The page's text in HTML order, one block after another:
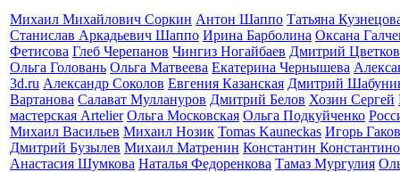
Михаил Михайлович Соркин Антон Шаппо Татьяна
Станислав Аркадьевич Шаппо Ирина Барболина Оксана
Фетисова Глеб Черепанов Чингиз Ногайбаев Дмитрий Цветков
Ольга Головань Ольга Матвеева Екатерина Чернышева
3d.ru Александр Соколов Евгения Казанская Дмитрий
Вартанова Салават Муллануров Дмитрий Белов Хозин Сергей
мастерская Artelier Ольга Московская Ольга Подкуйченко
Михаил Васильев Михаил Нозик Tomas Kauneckas Игорь Гаков
Дмитрий Бузылев Михаил Матренин Константин
Анастасия Шумкова Наталья Федоренкова Тамаз Мургулия